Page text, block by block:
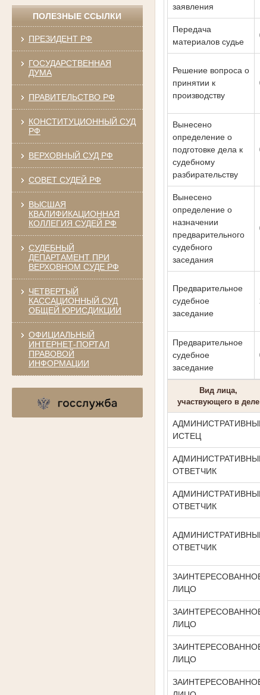
ПОЛЕЗНЫЕ ССЫЛКИ
ПРЕЗИДЕНТ РФ
ГОСУДАРСТВЕННАЯ
ДУМА
ПРАВИТЕЛЬСТВО РФ
КОНСТИТУЦИОННЫЙ СУД
РФ
ВЕРХОВНЫЙ СУД РФ
СОВЕТ СУДЕЙ РФ
ВЫСШАЯ
КВАЛИФИКАЦИОННАЯ
КОЛЛЕГИЯ СУДЕЙ РФ
СУДЕБНЫЙ
ДЕПАРТАМЕНТ ПРИ
ВЕРХОВНОМ СУДЕ РФ
ЧЕТВЕРТЫЙ
КАССАЦИОННЫЙ СУД
ОБЩЕЙ ЮРИСДИКЦИИ
ОФИЦИАЛЬНЫЙ
ИНТЕРНЕТ-ПОРТАЛ
ПРАВОВОЙ
ИНФОРМАЦИИ
заявления
Передача
материалов судье
Решение вопроса о
принятии к
производству
Вынесено
определение о
подготовке дела к
судебному
разбирательству
Вынесено
определение о
назначении
предварительного
судебного
заседания
Предварительное
судебное
заседание
Предварительное
судебное
заседание
Вид лица,
участвующего в деле
ИСТЕЦ
ОТВЕТЧИК
ОТВЕТЧИК
ОТВЕТЧИК
ЛИЦО
ЛИЦО
ЛИЦО